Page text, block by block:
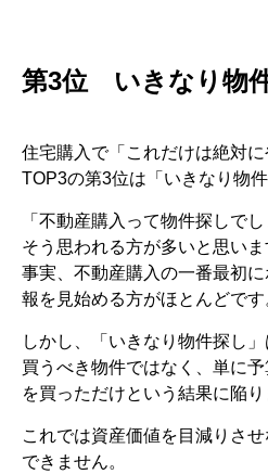
第3位 いきなり物
住宅購入で「これだけは絶対に
TOP3の第3位は「いきなり物件
「不動産購入って物件探しでし
そう思われる方が多いと思いま
事実、不動産購入の一番最初
報を見始める方がほとんどです
しかし、「いきなり物件探し」
買うべき物件ではなく、単に
を買っただけという結果に陥り
これでは資産価値を目減りさ
できません。